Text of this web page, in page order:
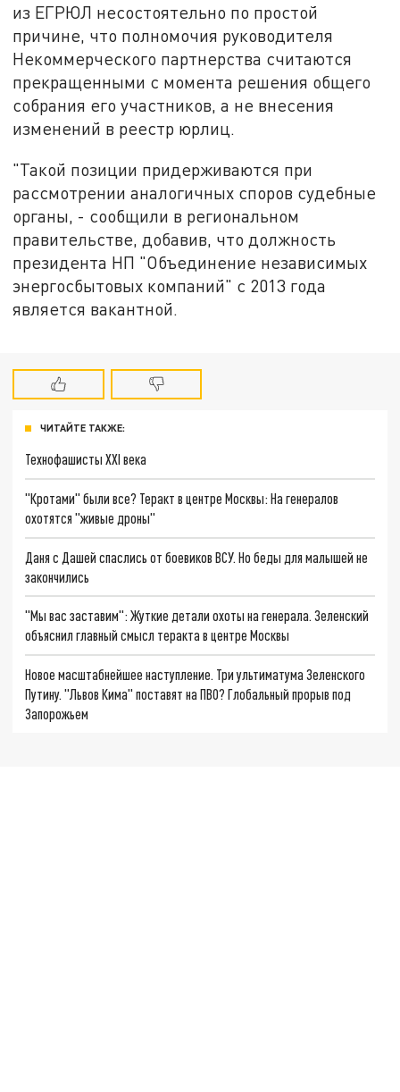
из ЕГРЮЛ несостоятельно по простой
причине, что полномочия руководителя
Некоммерческого партнерства считаются
прекращенными с момента решения общего
собрания его участников, а не внесения
изменений в реестр юрлиц.
"Такой позиции придерживаются при
рассмотрении аналогичных споров судебные
органы, - сообщили в региональном
правительстве, добавив, что должность
президента НП "Объединение независимых
энергосбытовых компаний" с 2013 года
является вакантной.
ЧИТАЙТЕ ТАКЖЕ:
Технофашисты XXI века
"Кротами" были все? Теракт в центре Москвы: На генералов
охотятся "живые дроны"
Даня с Дашей спаслись от боевиков ВСУ. Но беды для малышей не
закончились
"Мы вас заставим": Жуткие детали охоты на генерала. Зеленский
объяснил главный смысл теракта в центре Москвы
Новое масштабнейшее наступление. Три ультиматума Зеленского
Путину. "Львов Кима" поставят на ПВО? Глобальный прорыв под
Запорожьем